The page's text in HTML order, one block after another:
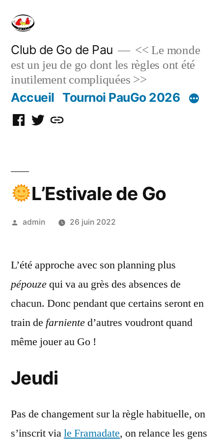
content
Club de Go de Pau
<< Le monde
est un jeu de go dont les règles ont été
inutilement compliquées >>
Accueil Tournoi PauGo 2026
Facebook
TwitterDiscord
L’Estivale de Go
Posted
admin 26 juin 2022
L’été approche avec son planning plus
pépouzequi va au grès des absences de
chacun. Donc pendant que certains seront en
train de farniented’autres voudront quand
même jouer au Go !
Jeudi
Pas de changement sur la règle habituelle, on
s’inscrit viale Framadate, on relance les gens